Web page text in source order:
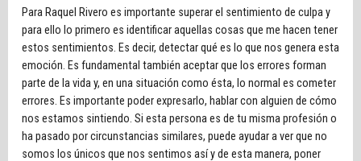
Para Raquel Rivero es importante superar el sentimiento de culpa y
para ello lo primero es identificar aquellas cosas que me hacen tener
estos sentimientos. Es decir, detectar qué es lo que nos genera esta
emoción. Es fundamental también aceptar que los errores forman
parte de la vida y, en una situación como ésta, lo normal es cometer
errores. Es importante poder expresarlo, hablar con alguien de cómo
nos estamos sintiendo. Si esta persona es de tu misma profesión o
ha pasado por circunstancias similares, puede ayudar a ver que no
somos los únicos que nos sentimos así y de esta manera, poner